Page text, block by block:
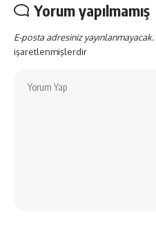
Yorum yapılmamış
E-posta adresiniz yayınlanmayacak.
işaretlenmişlerdir